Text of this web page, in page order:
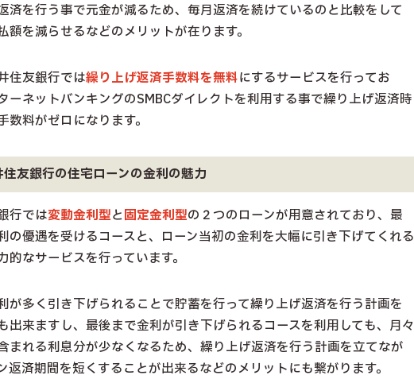
済を行う事で元金が減るため、毎月返済を続けているのと比較をして
額を減らせるなどのメリットが在ります。
住友銀行では繰り上げ返済手数料を無料にするサービスを行ってお
ーネットバンキングのSMBCダイレクトを利用する事で繰り上げ返済時
数料がゼロになります。
住友銀行の住宅ローンの金利の魅力
行では変動金利型と固定金利型の２つのローンが用意されており、最
の優遇を受けるコースと、ローン当初の金利を大幅に引き下げてくれる
的なサービスを行っています。
が多く引き下げられることで貯蓄を行って繰り上げ返済を行う計画を
出来ますし、最後まで金利が引き下げられるコースを利用しても、月々
まれる利息分が少なくなるため、繰り上げ返済を行う計画を立てなが
返済期間を短くすることが出来るなどのメリットにも繋がります。